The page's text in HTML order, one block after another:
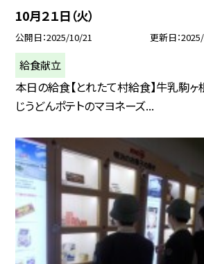
10月２１日（火）
公開日 2025/10/21 更新日
給食献立
本日の給食【とれたて村給食】牛乳駒
じうどんポテトのマヨネーズ...